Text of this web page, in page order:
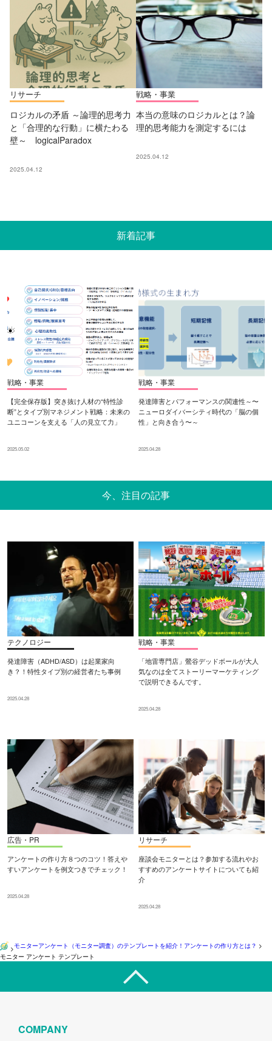
リサーチ
ロジカルの矛盾 ～論理的思考力
と「合理的な行動」に横たわる
壁～ logicalParadox
2025.04.12
戦略・事業
本当の意味のロジカルとは？論
理的思考能力を測定するには
2025.04.12
新着記事
戦略・事業
【完全保存版】突き抜け人材の“特性診
断”とタイプ別マネジメント戦略：未来の
ユニコーンを支える「人の見立て力」
2025.05.02
戦略・事業
発達障害とパフォーマンスの関連性～〜
ニューロダイバーシティ時代の「脳の個
性」と向き合う〜～
2025.04.28
今、注目の記事
テクノロジー
発達障害（ADHD/ASD）は起業家向
き？！特性タイプ別の経営者たち事例
2025.04.28
戦略・事業
「地雷専門店」鶯谷デッドボールが大人
気なのは全てストーリーマーケティング
で説明できるんです。
2025.04.28
広告・PR
アンケートの作り方８つのコツ！答えや
すいアンケートを例文つきでチェック！
2025.04.28
リサーチ
座談会モニターとは？参加する流れやお
すすめのアンケートサイトについても紹
介
2025.04.28
>モニターアンケート（モニター調査）のテンプレートを紹介！アンケートの作り方とは？ >
モニター アンケート テンプレート
COMPANY